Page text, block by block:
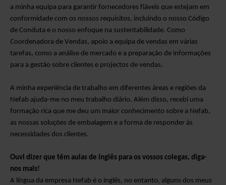
a minha equipa para garantir fornecedores fiáveis que estejam em
conformidade com os nossos requisitos, incluindo o nosso Código
de Conduta e o nosso enfoque na sustentabilidade. Como
Coordenadora de Vendas, apoio a equipa de vendas em várias
tarefas, como a análise de mercado e a preparação de informações
para a gestão sobre clientes e projectos de vendas.
A minha experiência de trabalho em diferentes áreas e regiões da
Nefab ajuda-me no meu trabalho diário. Além disso, recebi uma
formação rica que me deu um maior conhecimento sobre a Nefab,
as nossas soluções de embalagem e a forma de responder às
necessidades dos clientes.
Ouvi dizer que têm aulas de inglês para os vossos colegas, diga-
nos mais!
A língua da empresa Nefab é o inglês, no entanto, alguns dos meus